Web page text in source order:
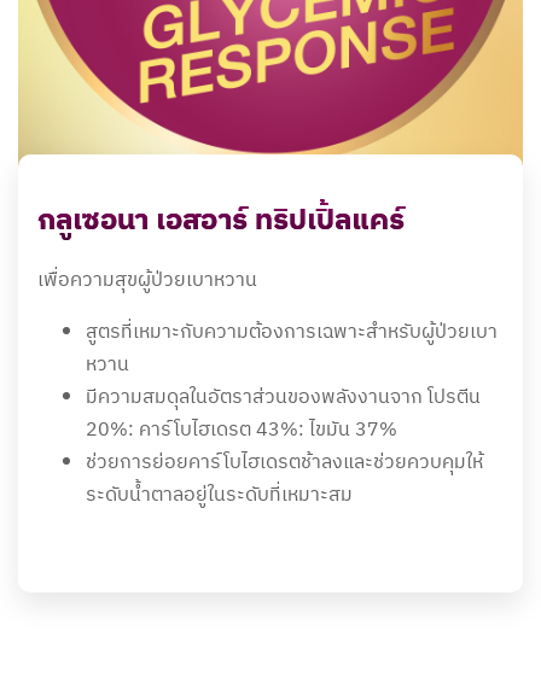
กลูเซอนา เอสอาร์ ทริปเปิ้ลแคร์
เพื่อความสุขผู้ป่วยเบาหวาน
สูตรที่เหมาะกับความต้องการเฉพาะสำหรับผู้ป่วยเบา
หวาน
มีความสมดุลในอัตราส่วนของพลังงานจาก โปรตีน
20%: คาร์โบไฮเดรต 43%: ไขมัน 37%
ช่วยการย่อยคาร์โบไฮเดรตช้าลงและช่วยควบคุมให้
ระดับน้ำตาลอยู่ในระดับที่เหมาะสม